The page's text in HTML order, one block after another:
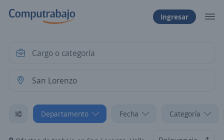
Ingresar
Departamento Fecha Categoría